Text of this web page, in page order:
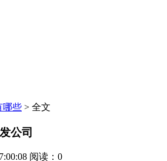
哪些 > 全文
公司
阅读： 0